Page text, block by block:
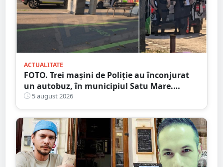
ACTUALITATE
FOTO. Trei mașini de Poliție au înconjurat
un autobuz, în municipiul Satu Mare.
Ambulanța, la fața locului
5 august 2026